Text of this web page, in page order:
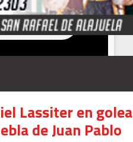
Lassiter en
de Juan Pablo